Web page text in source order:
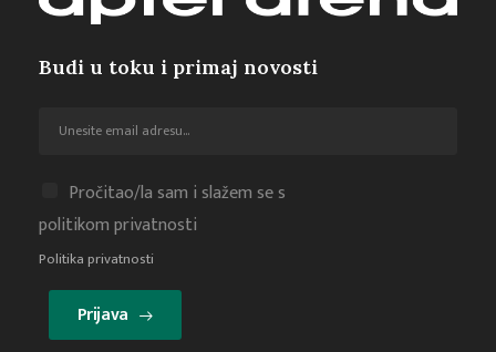
Budi u toku i primaj novosti
Pročitao/la sam i slažem se s
politikom privatnosti
Politika privatnosti
Prijava